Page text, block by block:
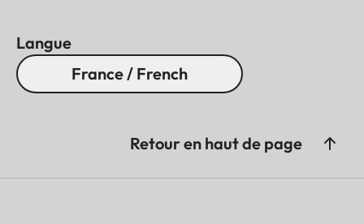
Langue
France / French
Retour en haut de page